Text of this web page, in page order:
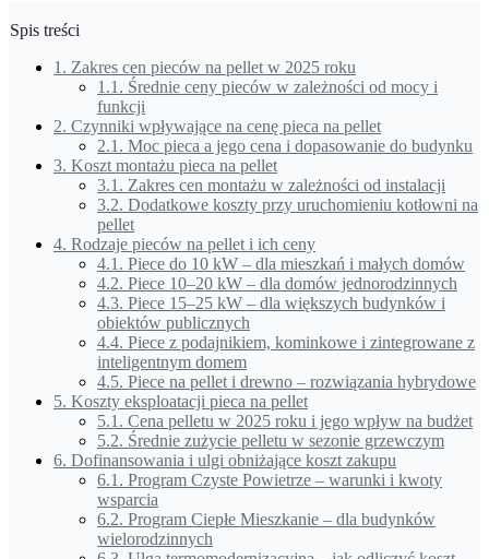
Spis treści
1. Zakres cen pieców na pellet w 2025 roku
1.1. Średnie ceny pieców w zależności od mocy i
funkcji
2. Czynniki wpływające na cenę pieca na pellet
2.1. Moc pieca a jego cena i dopasowanie do budynku
3. Koszt montażu pieca na pellet
3.1. Zakres cen montażu w zależności od instalacji
3.2. Dodatkowe koszty przy uruchomieniu kotłowni na
pellet
4. Rodzaje pieców na pellet i ich ceny
4.1. Piece do 10 kW – dla mieszkań i małych domów
4.2. Piece 10–20 kW – dla domów jednorodzinnych
4.3. Piece 15–25 kW – dla większych budynków i
obiektów publicznych
4.4. Piece z podajnikiem, kominkowe i zintegrowane z
inteligentnym domem
4.5. Piece na pellet i drewno – rozwiązania hybrydowe
5. Koszty eksploatacji pieca na pellet
5.1. Cena pelletu w 2025 roku i jego wpływ na budżet
5.2. Średnie zużycie pelletu w sezonie grzewczym
6. Dofinansowania i ulgi obniżające koszt zakupu
6.1. Program Czyste Powietrze – warunki i kwoty
wsparcia
6.2. Program Ciepłe Mieszkanie – dla budynków
wielorodzinnych